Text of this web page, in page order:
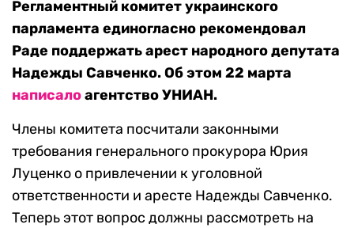
Регламентный комитет украинского
парламента единогласно рекомендовал
Раде поддержать арест народного депутата
Надежды Савченко. Об этом 22 марта
написалоагентство УНИАН.
Члены комитета посчитали законными
требования генерального прокурора Юрия
Луценко о привлечении к уголовной
ответственности и аресте Надежды Савченко.
Теперь этот вопрос должны рассмотреть на